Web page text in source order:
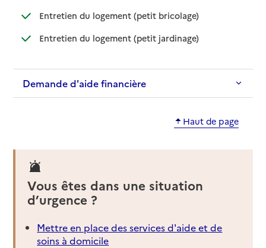
Entretien du logement (petit bricolage): disponible
: non disponible
Entretien du logement (petit jardinage): disponible
: non disponible
Demande d'aide financière
Haut de page
Vous êtes dans une situation
d’urgence ?
Mettre en place des services d'aide et de
soins à domicile